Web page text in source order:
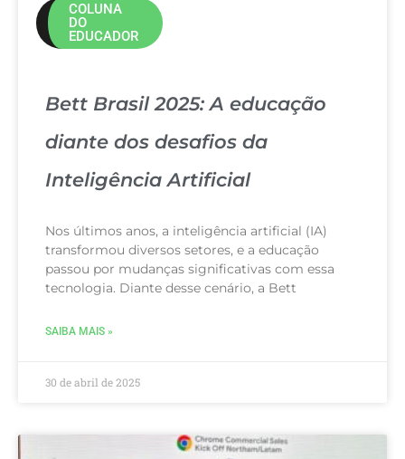
COLUNA
DO
EDUCADOR
Bett Brasil 2025: A educação
diante dos desafios da
Inteligência Artificial
Nos últimos anos, a inteligência artificial (IA)
transformou diversos setores, e a educação
passou por mudanças significativas com essa
tecnologia. Diante desse cenário, a Bett
SAIBA MAIS »
30 de abril de 2025